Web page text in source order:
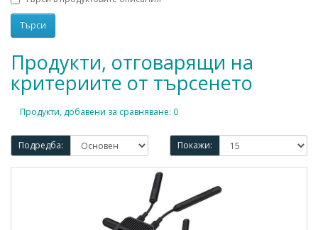
Продукти, отговарящи на
критериите от търсенето
Продукти, добавени за сравняване: 0
Подредба: Покажи: